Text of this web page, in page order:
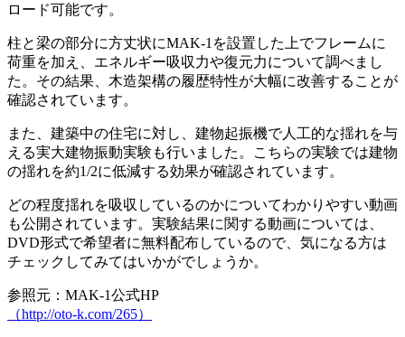
ロード可能です。
柱と梁の部分に方丈状にMAK-1を設置した上でフレームに
荷重を加え、エネルギー吸収力や復元力について調べまし
た。その結果、 木造架構の履歴特性が大幅に改善することが
確認されています。
また、建築中の住宅に対し、建物起振機で人工的な揺れを与
える実大建物振動実験も行いました。こちらの実験では建物
の揺れを約1/2に低減する効果が確認されています。
どの程度揺れを吸収しているのかについてわかりやすい動画
も公開されています。実験結果に関する動画については、
DVD形式で希望者に無料配布しているので、気になる方は
チェックしてみてはいかがでしょうか。
参照元：MAK-1公式HP
（http://oto-k.com/265）